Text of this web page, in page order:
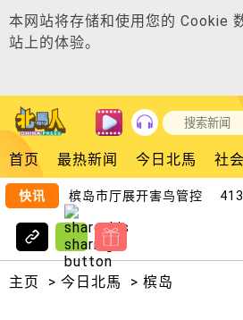
本网站将存储和使用您的 Cookie
站上的体验。
首页 最热新闻 今日北馬 社会
快讯 槟岛市厅展开害鸟管控 4135
主页 > 今日北馬 > 槟岛